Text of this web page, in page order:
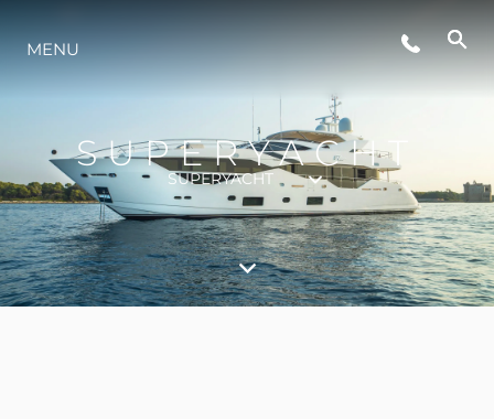
ETKINLIKLER
YAŞAM ŞEKLİ
YENILIK
ŞİRKET
MENU
SUPERYACHT
SUPERYACHT